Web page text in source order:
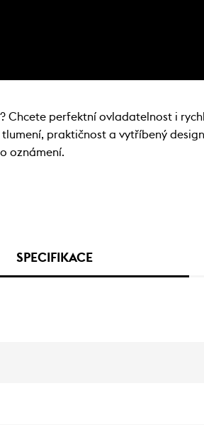
Chcete perfektní ovladatelnost i
praktičnost a vytříbený
oznámení.
SPECIFIKACE